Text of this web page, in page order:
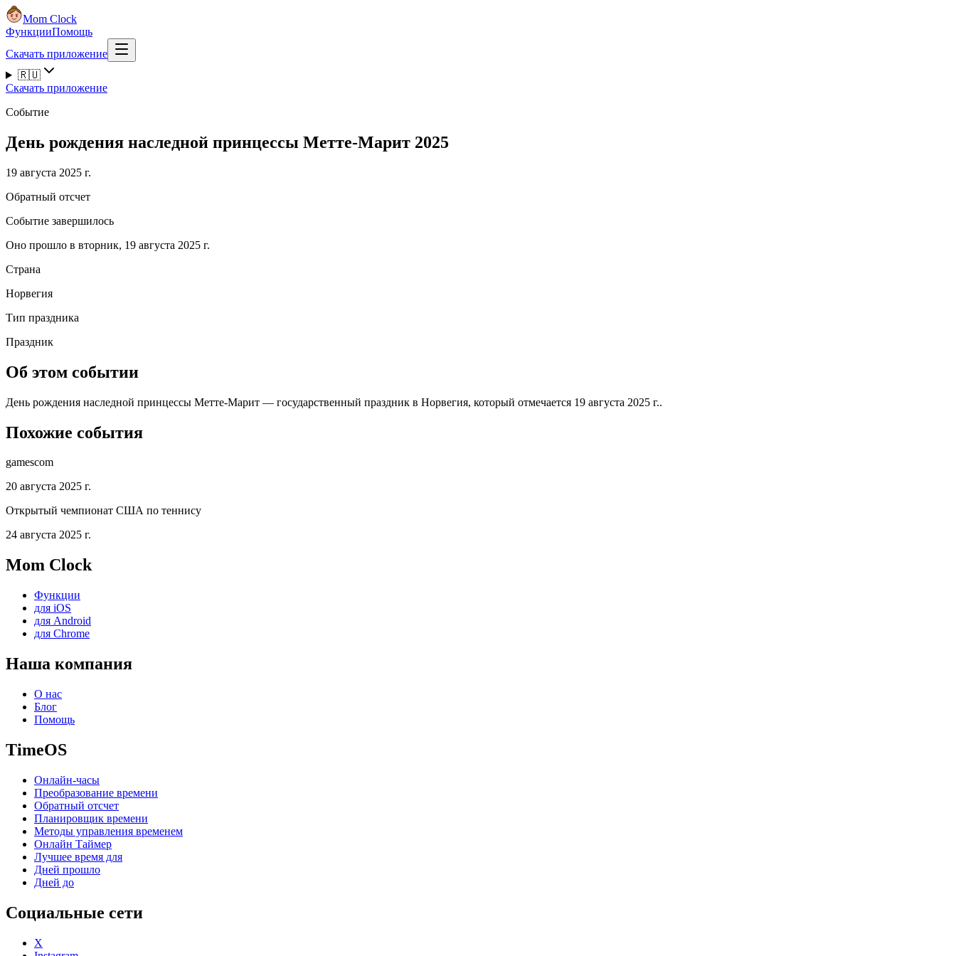
Mom Clock
ФункцииПомощь
Скачать приложение
🇷🇺
Скачать приложение
Событие
День рождения наследной принцессы Метте-Марит 2025
19 августа 2025 г.
Обратный отсчет
Событие завершилось
Оно прошло в вторник, 19 августа 2025 г.
Страна
Норвегия
Тип праздника
Праздник
Об этом событии
День рождения наследной принцессы Метте-Марит — государственный праздник в Норвегия, который отмечается 19 августа 2025 г..
Похожие события
gamescom
20 августа 2025 г.
Открытый чемпионат США по теннису
24 августа 2025 г.
Mom Clock
Функции
для iOS
для Android
для Chrome
Наша компания
О нас
Блог
Помощь
TimeOS
Онлайн-часы
Преобразование времени
Обратный отсчет
Планировщик времени
Методы управления временем
Онлайн Таймер
Лучшее время для
Дней прошло
Дней до
Социальные сети
X